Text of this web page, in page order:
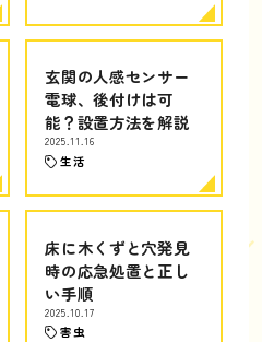
玄関の人感センサー
電球、後付けは可
能？設置方法を解説
2025.11.16
生活
床に木くずと穴発見
時の応急処置と正し
い手順
2025.10.17
害虫